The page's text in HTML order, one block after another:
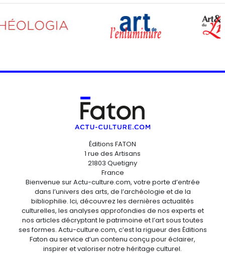
Éditions FATON
1 rue des Artisans
21803 Quetigny
France
Bienvenue sur Actu-culture.com, votre porte d’entrée
dans l’univers des arts, de l’archéologie et de la
bibliophilie. Ici, découvrez les dernières actualités
culturelles, les analyses approfondies de nos experts et
nos articles décryptant le patrimoine et l’art sous toutes
ses formes. Actu-culture.com, c’est la rigueur des Éditions
Faton au service d’un contenu conçu pour éclairer,
inspirer et valoriser notre héritage culturel.